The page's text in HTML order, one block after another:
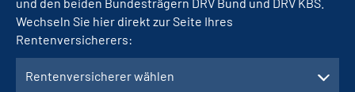
Wechseln Sie hier direkt zur Seite Ihres
Rentenversicherers:
Rentenversicherer wählen